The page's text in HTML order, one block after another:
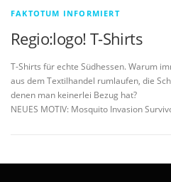
FAKTOTUM INFORMIERT
Regio:logo! T-Shirts
T-Shirts für echte Südhessen. Warum
aus dem Textilhandel rumlaufen, die
denen man keinerlei Bezug hat?
NEUES MOTIV: Mosquito Invasion